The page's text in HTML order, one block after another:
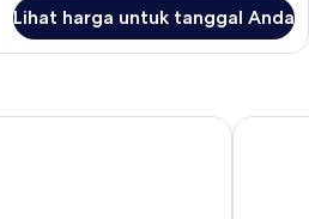
Lihat harga untuk tanggal Anda
Palette